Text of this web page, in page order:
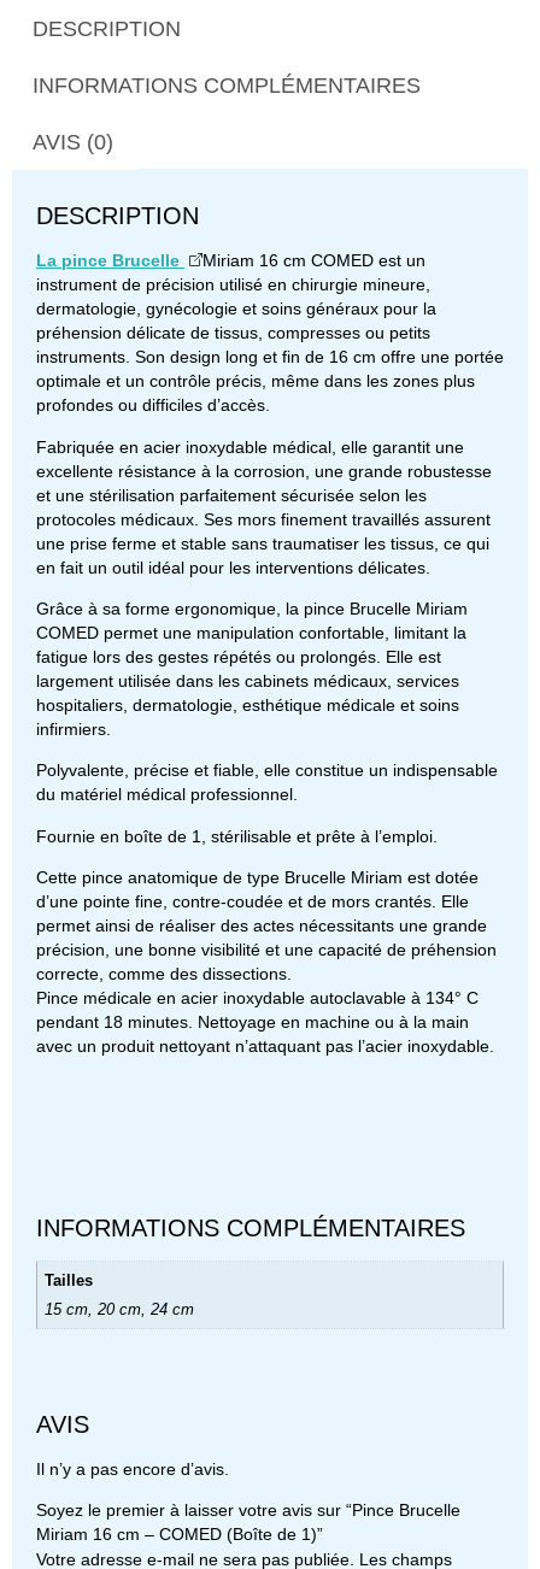
DESCRIPTION
INFORMATIONS COMPLÉMENTAIRES
AVIS (0)
DESCRIPTION
La pince Brucelle
Miriam 16 cm COMED est un
instrument de précision utilisé en chirurgie mineure,
dermatologie, gynécologie et soins généraux pour la
préhension délicate de tissus, compresses ou petits
instruments. Son design long et fin de 16 cm offre une portée
optimale et un contrôle précis, même dans les zones plus
profondes ou difficiles d’accès.
Fabriquée en acier inoxydable médical, elle garantit une
excellente résistance à la corrosion, une grande robustesse
et une stérilisation parfaitement sécurisée selon les
protocoles médicaux. Ses mors finement travaillés assurent
une prise ferme et stable sans traumatiser les tissus, ce qui
en fait un outil idéal pour les interventions délicates.
Grâce à sa forme ergonomique, la pince Brucelle Miriam
COMED permet une manipulation confortable, limitant la
fatigue lors des gestes répétés ou prolongés. Elle est
largement utilisée dans les cabinets médicaux, services
hospitaliers, dermatologie, esthétique médicale et soins
infirmiers.
Polyvalente, précise et fiable, elle constitue un indispensable
du matériel médical professionnel.
Fournie en boîte de 1, stérilisable et prête à l’emploi.
Cette pince anatomique de type Brucelle Miriam est dotée
d’une pointe fine, contre-coudée et de mors crantés. Elle
permet ainsi de réaliser des actes nécessitants une grande
précision, une bonne visibilité et une capacité de préhension
correcte , comme des dissections.
Pince médicale en acier inoxydable autoclavable à 134° C
pendant 18 minutes. Nettoyage en machine ou à la main
avec un produit nettoyant n’attaquant pas l’acier inoxydable.
INFORMATIONS COMPLÉMENTAIRES
Tailles
15 cm, 20 cm, 24 cm
AVIS
Il n’y a pas encore d’avis.
Soyez le premier à laisser votre avis sur “Pince Brucelle
Miriam 16 cm – COMED (Boîte de 1)”
Votre adresse e-mail ne sera pas publiée. Les champs